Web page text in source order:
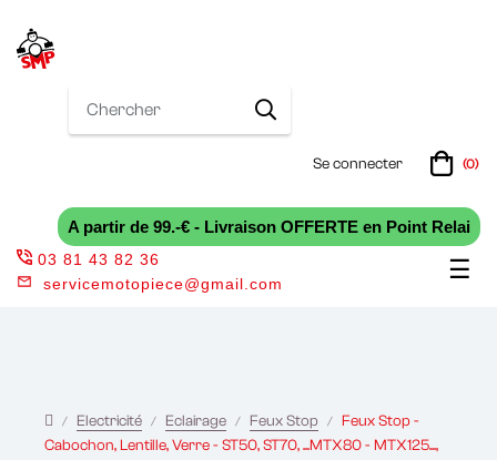
Se connecter (0)
A partir de 99.-€ - Livraison OFFERTE en Point Relai
☰
03 81 43 82 36
servicemotopiece@gmail.com
Electricité Eclairage Feux Stop
Feux Stop -
Cabochon, Lentille, Verre - ST50, ST70, ...MTX80 - MTX125...,